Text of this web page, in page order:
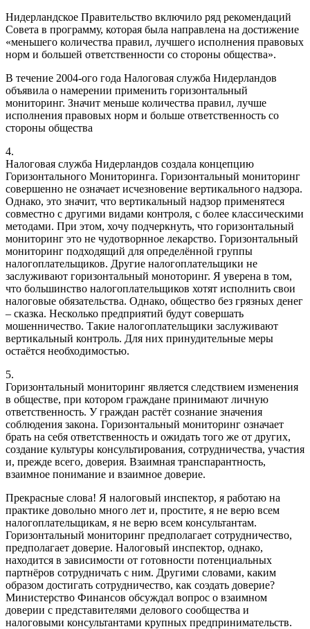
Нидерландское Правительство включило ряд рекомендаций
Совета в программу, которая была направлена на достижение
«меньшего количества правил, лучшего исполнения правовых
норм и большей ответственности со стороны общества».
В течение 2004-ого года Налоговая служба Нидерландов
объявила о намерении применить горизонтальный
мониторинг. Значит меньше количества правил, лучше
исполнения правовых норм и больше ответственность со
стороны общества
4.
Налоговая служба Нидерландов создала концепцию
Горизонтального Мониторинга. Горизонтальный мониторинг
совершенно не означает исчезновение вертикального надзора.
Однако, это значит, что вертикальный надзор применятеся
совместно с другими видами контроля, с более классическими
методами. При этом, хочу подчеркнуть, что горизонтальный
мониторинг это не чудотворнное лекарство. Горизонтальный
мониторинг подходящий для определённой группы
налогоплательщиков. Другие налогоплательщики не
заслуживают горизонтальный моноторинг. Я уверена в том,
что большинство налогоплательщиков хотят исполнить свои
налоговые обязательства. Однако, общество без грязных денег
– сказка. Несколько предприятий будут совершать
мошенничество. Такие налогоплательщики заслуживают
вертикальный контроль. Для них принудительные меры
остаётся необходимостью.
5.
Горизонтальный мониторинг является следствием изменения
в обществе, при котором граждане принимают личную
ответственность. У граждан растёт сознание значения
соблюдения закона. Горизонтальный мониторинг означает
брать на себя ответственность и ожидать того же от других,
создание культуры консультирования, сотрудничества, участия
и, прежде всего, доверия. Взаимная транспарантность,
взаимное понимание и взаимное доверие.
Прекрасные слова! Я налоговый инспектор, я работаю на
практике довольно много лет и, простите, я не верю всем
налогоплательщикам, я не верю всем консультантам.
Горизонтальный мониторинг предполагает сотрудничество,
предполагает доверие. Налоговый инспектор, однако,
находится в зависимости от готовности потенциальных
партнёров сотрудничать с ним. Другими словами, каким
образом достигать сотрудничество, как соэдать доверие?
Министерство Финансов обсуждал вопрос о взаимном
доверии с представителями делового сообщества и
налоговыми консультантами крупных предпринимательств.